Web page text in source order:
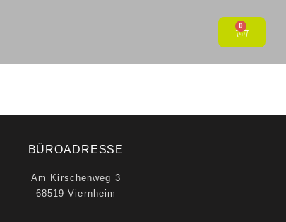
0
BÜROADRESSE
Am Kirschenweg 3
68519 Viernheim